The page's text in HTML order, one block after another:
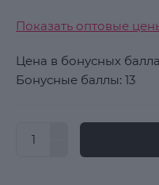
Показать оптовые
Цена в бонусных
Бонусные баллы: 13